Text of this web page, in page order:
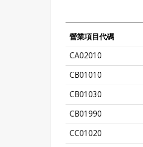
營業項目代碼
CA02010
CB01010
CB01030
CB01990
CC01020